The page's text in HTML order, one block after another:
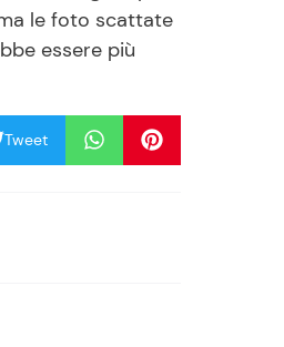
le foto scattate
essere più
Tweet